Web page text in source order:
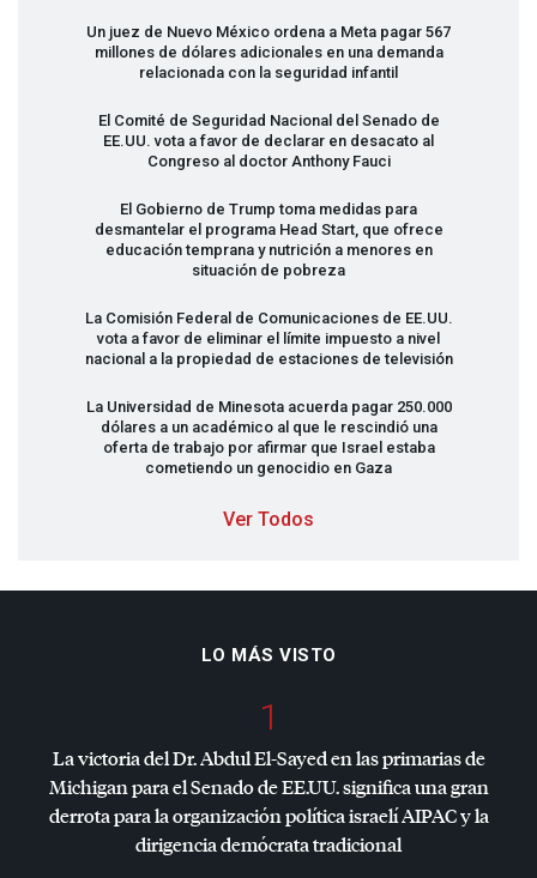
Un juez de Nuevo México ordena a Meta pagar 567
millones de dólares adicionales en una demanda
relacionada con la seguridad infantil
El Comité de Seguridad Nacional del Senado de
EE.UU. vota a favor de declarar en desacato al
Congreso al doctor Anthony Fauci
El Gobierno de Trump toma medidas para
desmantelar el programa Head Start, que ofrece
educación temprana y nutrición a menores en
situación de pobreza
La Comisión Federal de Comunicaciones de EE.UU.
vota a favor de eliminar el límite impuesto a nivel
nacional a la propiedad de estaciones de televisión
La Universidad de Minesota acuerda pagar 250.000
dólares a un académico al que le rescindió una
oferta de trabajo por afirmar que Israel estaba
cometiendo un genocidio en Gaza
Ver Todos
LO MÁS VISTO
1
La victoria del Dr. Abdul El-Sayed en las primarias de
Michigan para el Senado de EE.UU. significa una gran
derrota para la organización política israelíAIPACy la
dirigencia demócrata tradicional